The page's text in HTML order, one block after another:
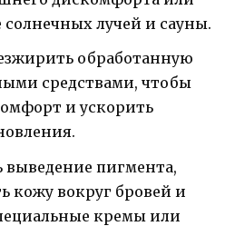
солнечных лучей и сауны.
обработанную
средствами, чтобы
и ускорить
выведение пигмента,
кожу вокруг бровей и
кремы или